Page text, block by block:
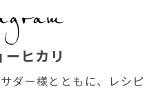
ヒカリ
ダー様とともに、レシピ